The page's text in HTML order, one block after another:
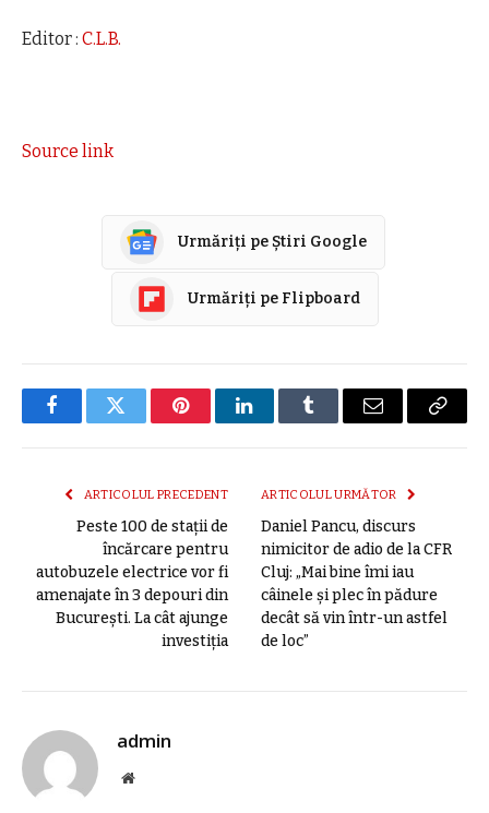
Editor : C.L.B.
Source link
Urmăriți pe Știri Google
Urmăriți pe Flipboard
FacebookTwitter PinterestLinkedInTumblr E-
ARTICOLUL PRECEDENT
Peste 100 de staţii de
încărcare pentru
autobuzele electrice vor fi
amenajate în 3 depouri din
București. La cât ajunge
investiția
ARTICOLUL URMĂTOR
Daniel Pancu, discurs
nimicitor de adio de la CFR
Cluj: „Mai bine îmi iau
câinele și plec în pădure
decât să vin într-un astfel
de loc”
admin
Site